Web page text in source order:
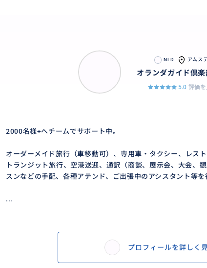
NLD アムス
オランダガイド倶楽
5.0 評価
2000名様+へチームでサポート中。
オーダーメイド旅行（車移動可）、専用車・タクシー、レス
トランジット旅行、空港送迎、通訳（商談、展示会、大会、
スンなどの手配、各種アテンド、ご出張中のアシスタント等を
...
プロフィールを詳しく